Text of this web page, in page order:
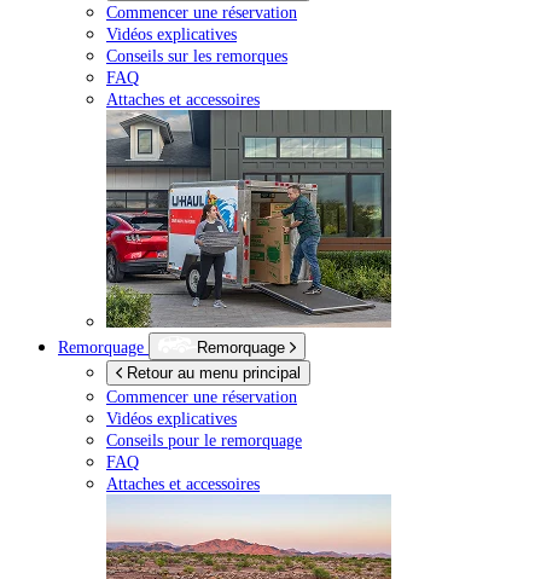
Commencer une réservation
Vidéos explicatives
Conseils sur les remorques
FAQ
Attaches et accessoires
Remorquage
Remorquage
Retour au menu principal
Commencer une réservation
Vidéos explicatives
Conseils pour le remorquage
FAQ
Attaches et accessoires